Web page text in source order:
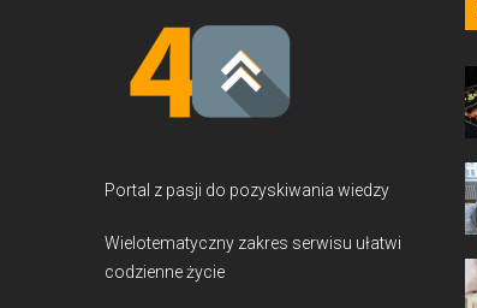
Portal z pasji do pozyskiwania wiedzy
Wielotematyczny zakres serwisu ułatwi
codzienne życie